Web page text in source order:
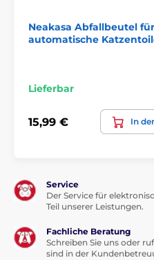
Ankündigung geändert
Neakasa Abfallbeutel für
automatische
Lieferbar
15,99 € In
Service
Der Service für
Teil unserer Leistungen.
Fachliche Beratung
Schreiben Sie uns oder
sind in der